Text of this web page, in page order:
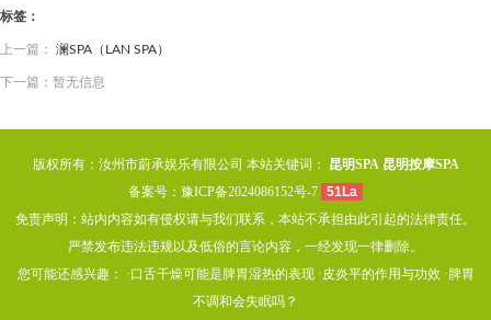
标签：
上一篇： 澜SPA（LAN SPA）
下一篇：暂无信息
版权所有：汝州市蔚承娱乐有限公司 本站关键词： 昆明SPA 昆明按摩SPA
备案号： 豫ICP备2024086152号-7 51La
免责声明：站内内容如有侵权请与我们联系，本站不承担由此引起的法律责任。
严禁发布违法违规以及低俗的言论内容，一经发现一律删除。
您可能还感兴趣： ·口舌干燥可能是脾胃湿热的表现·皮炎平的作用与功效·脾胃
不调和会失眠吗？